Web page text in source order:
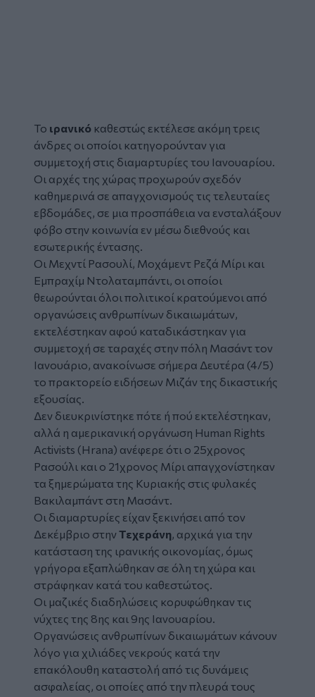
Το ιρανικό καθεστώς εκτέλεσε ακόμη τρεις
άνδρες οι οποίοι κατηγορούνταν για
συμμετοχή στις διαμαρτυρίες του Ιανουαρίου.
Οι αρχές της χώρας προχωρούν σχεδόν
καθημερινά σε απαγχονισμούς τις τελευταίες
εβδομάδες, σε μια προσπάθεια να ενσταλάξουν
φόβο στην κοινωνία εν μέσω διεθνούς και
εσωτερικής έντασης.
Οι Μεχντί Ρασουλί, Μοχάμεντ Ρεζά Μίρι και
Εμπραχίμ Ντολαταμπάντι, οι οποίοι
θεωρούνται όλοι πολιτικοί κρατούμενοι από
οργανώσεις ανθρωπίνων δικαιωμάτων,
εκτελέστηκαν αφού καταδικάστηκαν για
συμμετοχή σε ταραχές στην πόλη Μασάντ τον
Ιανουάριο, ανακοίνωσε σήμερα Δευτέρα (4/5)
το πρακτορείο ειδήσεων Μιζάν της δικαστικής
εξουσίας.
Δεν διευκρινίστηκε πότε ή πού εκτελέστηκαν,
αλλά η αμερικανική οργάνωση Human Rights
Activists (Hrana) ανέφερε ότι ο 25χρονος
Ρασούλι και ο 21χρονος Μίρι απαγχονίστηκαν
τα ξημερώματα της Κυριακής στις φυλακές
Βακιλαμπάντ στη Μασάντ.
Οι διαμαρτυρίες είχαν ξεκινήσει από τον
Δεκέμβριο στην Τεχεράνη, αρχικά για την
κατάσταση της ιρανικής οικονομίας, όμως
γρήγορα εξαπλώθηκαν σε όλη τη χώρα και
στράφηκαν κατά του καθεστώτος.
Οι μαζικές διαδηλώσεις κορυφώθηκαν τις
νύχτες της 8ης και 9ης Ιανουαρίου.
Οργανώσεις ανθρωπίνων δικαιωμάτων κάνουν
λόγο για χιλιάδες νεκρούς κατά την
επακόλουθη καταστολή από τις δυνάμεις
ασφαλείας, οι οποίες από την πλευρά τους